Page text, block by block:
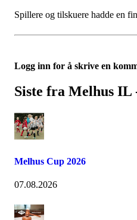
Spillere og tilskuere hadde en
Logg inn for å skrive en
Siste fra Melhus IL
Melhus Cup 2026
07.08.2026